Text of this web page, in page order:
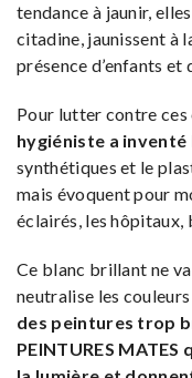
tendance à jaunir,
citadine, jaunissent à
présence d’enfants et
Pour lutter contre
hygiéniste a inventé
synthétiques et le
mais évoquent pour
éclairés, les
Ce blanc brillant ne
neutralise les
des peintures trop
PEINTURES MATES